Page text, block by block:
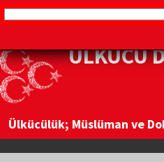
ÜLKÜCÜ
Ülkücülük; Müslüman ve